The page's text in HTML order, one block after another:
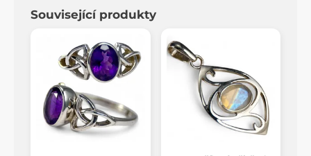
Související produkty